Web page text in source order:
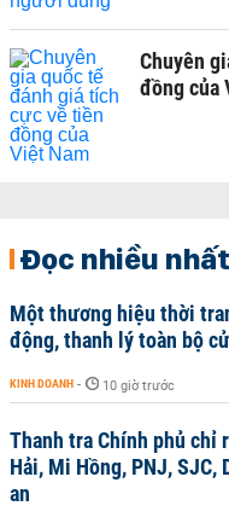
Chuyên
đồng của
Đọc nhiều nhất
Một thương hiệu thời
động, thanh lý toàn bộ
KINH DOANH - 10 giờ trước
Thanh tra Chính phủ chỉ
Hải, Mi Hồng, PNJ, SJC,
an